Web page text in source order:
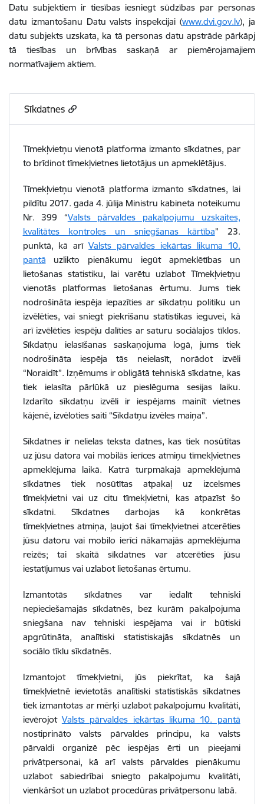
Datu subjektiem ir tiesības iesniegt sūdzības par personas
datu izmantošanu Datu valsts inspekcijai (www.dvi.gov.lv), ja
datu subjekts uzskata, ka tā personas datu apstrāde pārkāpj
tā tiesības un brīvības saskaņā ar piemērojamajiem
normatīvajiem aktiem.
Sīkdatnes
Tīmekļvietņu vienotā platforma izmanto sīkdatnes, par
to brīdinot tīmekļvietnes lietotājus un apmeklētājus.
Tīmekļvietņu vienotā platforma izmanto sīkdatnes, lai
pildītu 2017. gada 4. jūlija Ministru kabineta noteikumu
Nr. 399 “Valsts pārvaldes pakalpojumu uzskaites,
kvalitātes kontroles un sniegšanas kārtība” 23.
punktā, kā arīValsts pārvaldes iekārtas likuma 10.
pantā uzlikto pienākumu iegūt apmeklētības un
lietošanas statistiku, lai varētu uzlabot Tīmekļvietņu
vienotās platformas lietošanas ērtumu. Jums tiek
nodrošināta iespēja iepazīties ar sīkdatņu politiku un
izvēlēties, vai sniegt piekrišanu statistikas ieguvei, kā
arī izvēlēties iespēju dalīties ar saturu sociālajos tīklos.
Sīkdatņu ielasīšanas saskaņojuma logā, jums tiek
nodrošināta iespēja tās neielasīt, norādot izvēli
“Noraidīt”. Izņēmums ir obligātā tehniskā sīkdatne, kas
tiek ielasīta pārlūkā uz pieslēguma sesijas laiku.
Izdarīto sīkdatņu izvēli ir iespējams mainīt vietnes
kājenē, izvēloties saiti “Sīkdatņu izvēles maiņa”.
Sīkdatnes ir nelielas teksta datnes, kas tiek nosūtītas
uz jūsu datora vai mobilās ierīces atmiņu tīmekļvietnes
apmeklējuma laikā. Katrā turpmākajā apmeklējumā
sīkdatnes tiek nosūtītas atpakaļ uz izcelsmes
tīmekļvietni vai uz citu tīmekļvietni, kas atpazīst šo
sīkdatni. Sīkdatnes darbojas kā konkrētas
tīmekļvietnes atmiņa, ļaujot šai tīmekļvietnei atcerēties
jūsu datoru vai mobilo ierīci nākamajās apmeklējuma
reizēs; tai skaitā sīkdatnes var atcerēties jūsu
iestatījumus vai uzlabot lietošanas ērtumu.
Izmantotās sīkdatnes var iedalīt tehniski
nepieciešamajās sīkdatnēs, bez kurām pakalpojuma
sniegšana nav tehniski iespējama vai ir būtiski
apgrūtināta, analītiski statistiskajās sīkdatnēs un
sociālo tīklu sīkdatnēs.
Izmantojot tīmekļvietni, jūs piekrītat, ka šajā
tīmekļvietnē ievietotās analītiski statistiskās sīkdatnes
tiek izmantotas ar mērķi uzlabot pakalpojumu kvalitāti,
ievērojot Valsts pārvaldes iekārtas likuma 10. pantā
nostiprināto valsts pārvaldes principu, ka valsts
pārvaldi organizē pēc iespējas ērti un pieejami
privātpersonai, kā arī valsts pārvaldes pienākumu
uzlabot sabiedrībai sniegto pakalpojumu kvalitāti,
vienkāršot un uzlabot procedūras privātpersonu labā.